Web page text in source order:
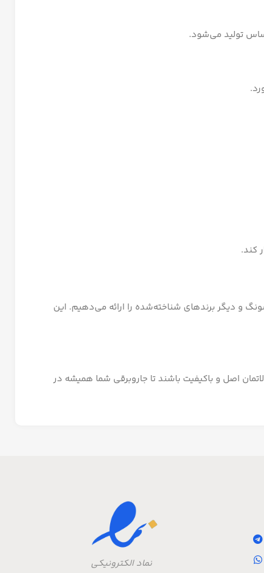
تولید می‌شود.
کند.
و دیگر برندهای شناخته‌شده را ارائه می‌دهیم. این
اصل و باکیفیت باشند تا جاروبرقی شما همیشه در
نماد الکترونیکی